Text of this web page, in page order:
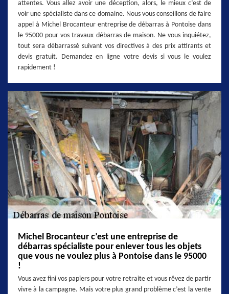
attentes. Vous allez avoir une déception, alors, le mieux c’est de
voir une spécialiste dans ce domaine. Nous vous conseillons de faire
appel à Michel Brocanteur entreprise de débarras à Pontoise dans
le 95000 pour vos travaux débarras de maison. Ne vous inquiétez,
tout sera débarrassé suivant vos directives à des prix attirants et
devis gratuit. Demandez en ligne votre devis si vous le voulez
rapidement !
Michel Brocanteur c’est une entreprise de
débarras spécialiste pour enlever tous les objets
que vous ne voulez plus à Pontoise dans le 95000
!
Vous avez fini vos papiers pour votre retraite et vous rêvez de partir
vivre à la campagne. Mais votre plus grand problème c’est la vente